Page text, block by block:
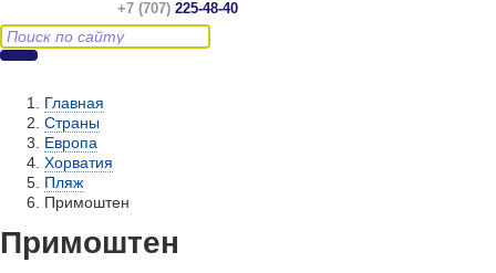
+7 (707) 225-48-40
Главная
Страны
Европа
Хорватия
Пляж
Примоштен
Примоштен